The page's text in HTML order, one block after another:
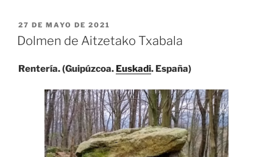
PUBLICADO
EL
27 DE MAYO DE 2021
Dolmen de Aitzetako Txabala
Rentería. (Guipúzcoa. Euskadi. España)